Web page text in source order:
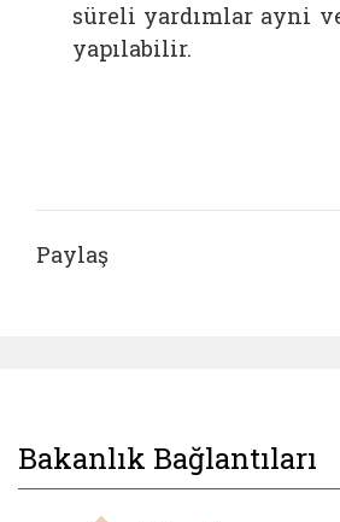
süreli yardımlar ayni
yapılabilir.
Paylaş
Bakanlık Bağlantıları